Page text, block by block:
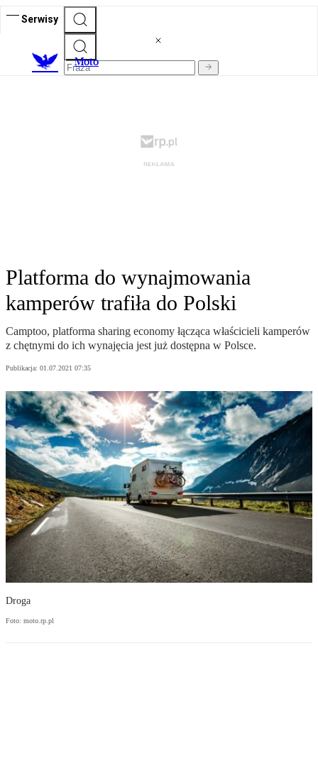
Serwisy
Moto
Platforma do wynajmowania
kamperów trafiła do Polski
Camptoo, platforma sharing economy łącząca właścicieli kamperów
z chętnymi do ich wynajęcia jest już dostępna w Polsce.
Publikacja: 01.07.2021 07:35
Droga
Foto: moto.rp.pl